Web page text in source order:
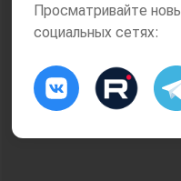
Просматривайте
социальных сетях: